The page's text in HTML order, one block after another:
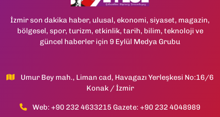
İzmir son dakika haber, ulusal, ekonomi, siyaset, magazin,
bölgesel, spor, turizm, etkinlik, tarih, bilim, teknoloji ve
güncel haberler için 9 Eylül Medya Grubu
Umur Bey mah., Liman cad, Havagazı Yerleşkesi No:16/6
Konak / İzmir
Web: +90 232 4633215 Gazete: +90 232 4048989